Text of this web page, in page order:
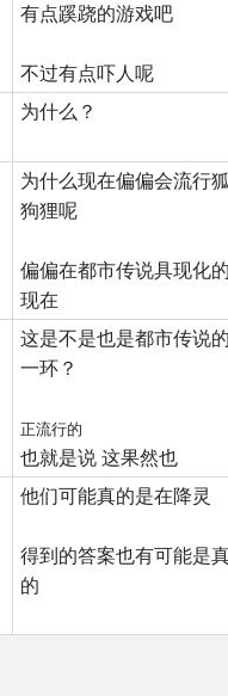
有点蹊跷的游戏吧
不过有点吓人呢
为什么？
为什么现在偏偏会流行
狗狸呢
偏偏在都市传说具现化
现在
这是不是也是都市传说
一环？
正流行的
也就是说 这果然也
他们可能真的是在降灵
得到的答案也有可能是
的